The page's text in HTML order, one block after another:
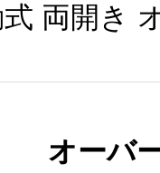
両開き
オーバ